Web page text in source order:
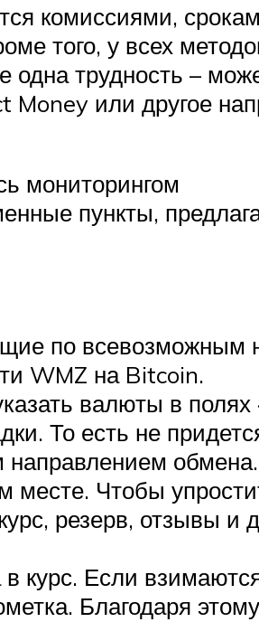
комиссиями,
того, у всех
одна трудность –
или другое
мониторингом
пункты,
по
WMZ на Bitcoin.
валюты в
То есть не
направлением обмена.
Чтобы
резерв, отзывы и
курс. Если
Благодаря